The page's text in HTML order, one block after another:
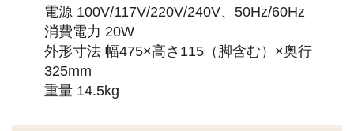
電源 100V/117V/220V/240V、50Hz/60Hz
消費電力 20W
外形寸法 幅475×高さ115（脚含む）×奥行
325mm
重量 14.5kg